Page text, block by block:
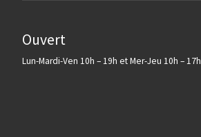
Ouvert
Lun-Mardi-Ven 10h – 19h et Mer-Jeu 10h – 17h